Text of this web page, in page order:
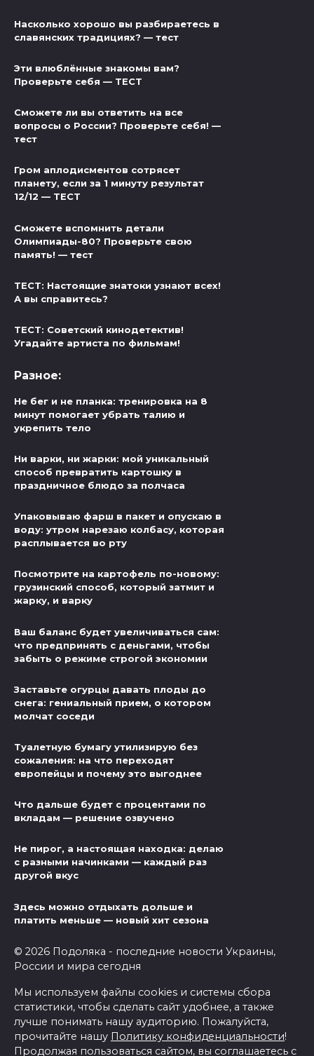
Насколько хорошо вы разбираетесь в
славянских традициях? — тест
Эти влюблённые знакомы вам?
Проверьте себя — ТЕСТ
Сможете ли вы ответить на все
вопросы о России? Проверьте себя! —
тест
Гром аплодисментов сотрясет
планету, если за 1 минуту результат
12/12 — ТЕСТ
Сможете вспомнить детали
Олимпиады-80? Проверьте свою
память! — тест
ТЕСТ: Настоящие знатоки узнают всех!
А вы справитесь?
ТЕСТ: Советский кинодетектив!
Угадайте артиста по фильмам!
Разное:
Не бег и не планка: тренировка на 8
минут помогает убрать талию и
укрепить тело
Ни варки, ни жарки: мой уникальный
способ превратить картошку в
праздничное блюдо за полчаса
Упаковываю фарш в пакет и опускаю в
воду: утром нарезаю колбасу, которая
расплывается во рту
Посмотрите на картофель по-новому:
грузинский способ, который затмит и
жарку, и варку
Ваш баланс будет увеличиваться сам:
что предпринять с деньгами, чтобы
забыть о режиме строгой экономии
Заставьте огурцы давать плоды до
снега: гениальный прием, о котором
молчат соседи
Туалетную бумагу утилизирую без
сожаления: на что переходят
европейцы и почему это выгоднее
Что дальше будет с процентами по
вкладам — решение озвучено
Не пирог, а настоящая находка: делаю
с разными начинками — каждый раз
другой вкус
Здесь можно отдыхать дольше и
платить меньше — новый хит сезона
© 2026 Подоляка - последние новости Украины,
России и мира сегодня
Мы используем файлы cookies и системы сбора
статистики, чтобы сделать сайт удобнее, а также
лучше понимать нашу аудиторию. Пожалуйста,
прочитайте нашу Политику конфиденциальности!
Продолжая пользоваться сайтом, вы соглашаетесь с